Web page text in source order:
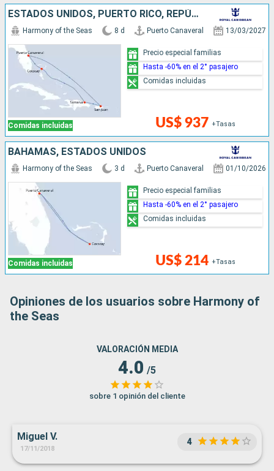
ESTADOS UNIDOS, PUERTO RICO, REPÚBLICA DOMINICANA, BAHAMAS
Comidas incluidas
Harmony of the Seas 8 d Puerto Canaveral 13/03/2027
US$ 937 +Tasas
Precio especial familias
Hasta -60% en el 2° pasajero
Comidas incluidas
BAHAMAS, ESTADOS UNIDOS
Comidas incluidas
Harmony of the Seas 3 d Puerto Canaveral 01/10/2026
US$ 214 +Tasas
Precio especial familias
Hasta -60% en el 2° pasajero
Comidas incluidas
Opiniones de los usuarios sobre Harmony of
the Seas
VALORACIÓN MEDIA
4.0 /5
sobre 1 opinión del cliente
Miguel V.
17/11/2018
4